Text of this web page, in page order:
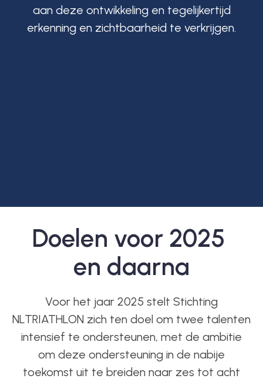
aan deze ontwikkeling en tegelijkertijd
erkenning en zichtbaarheid te verkrijgen.
Doelen voor 2025
en daarna
Voor het jaar 2025 stelt Stichting
NLTRIATHLON zich ten doel om twee talenten
intensief te ondersteunen, met de ambitie
om deze ondersteuning in de nabije
toekomst uit te breiden naar zes tot acht